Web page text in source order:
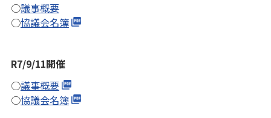
○議事概要
○協議会名簿
R7/9/11開催
○議事概要
○協議会名簿